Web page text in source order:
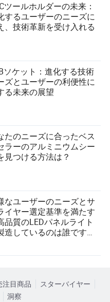
ツールホルダーの未来：
するユーザーのニーズに
、技術革新を受け入れる
ソケット：進化する技術
ズとユーザーの利便性に
る未来の展望
たのニーズに合ったベス
ラーのアルミニウムシー
見つける方法は？
なユーザーのニーズとサ
イヤー選定基準を満たす
品質のLEDパネルライト
造しているのは誰です
注目商品
スターバイヤー
洞察